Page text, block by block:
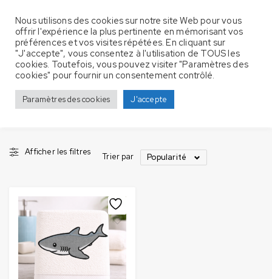
requin
Accueil Produits identifiés “requin”
Afficher les filtres
Trier par Popularité
Nous utilisons des cookies sur notre site Web pour vous
offrir l'expérience la plus pertinente en mémorisant vos
préférences et vos visites répétées. En cliquant sur
"J'accepte", vous consentez à l'utilisation de TOUS les
cookies. Toutefois, vous pouvez visiter "Paramètres des
cookies" pour fournir un consentement contrôlé.
Paramètres des cookies J'accepte